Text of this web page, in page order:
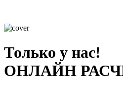
Только у нас!
ОНЛАЙН